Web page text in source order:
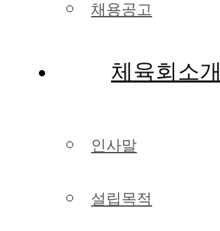
채용공고
체육회소개
인사말
설립목적